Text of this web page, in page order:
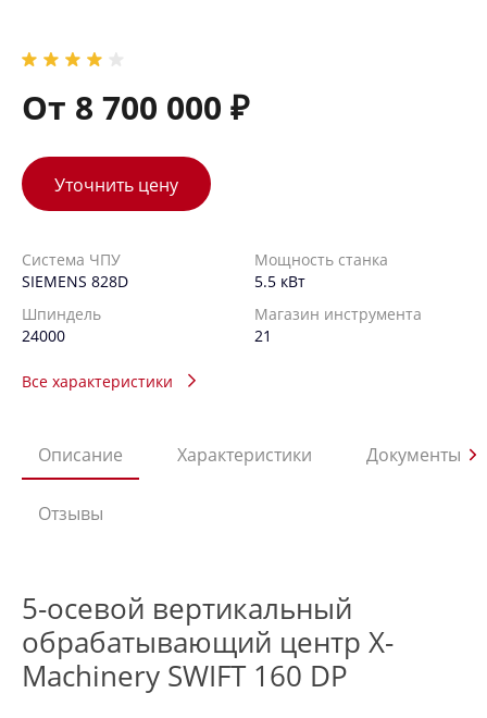
От 8 700 000 ₽
Уточнить цену
Система ЧПУ
SIEMENS 828D
Мощность станка
5.5 кВт
Шпиндель
24000
Магазин инструмента
21
Все характеристики
Описание Характеристики Документы
Отзывы
5-осевой вертикальный
обрабатывающий центр X-
Machinery SWIFT 160 DP